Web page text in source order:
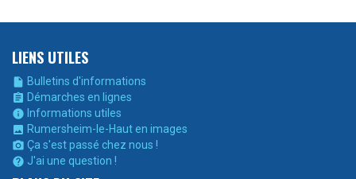
LIENS UTILES
 Bulletins d'informations
 Démarches en lignes
 Informations utiles
 Rumersheim-le-Haut en images
 Ça s'est passé chez nous !
 J'ai une question !